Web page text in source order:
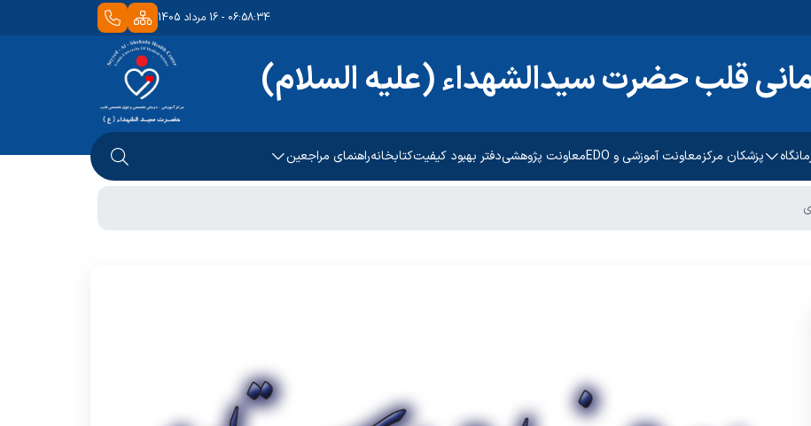
06:58:34 - 16 مرداد 1405
قلب حضرت سیدالشهداء (علیه السلام)
پزشکان مرکزمعاونت آموزشی و EDO معاونت پژوهشیدفتر بهبود کیفیتکتابخانهراهنمای مراجعین